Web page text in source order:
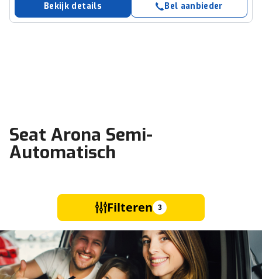
Bekijk details Bel aanbieder
Seat Arona Semi-
Automatisch
Filteren 3